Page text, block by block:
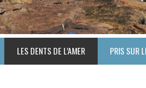
LES DENTS DE L’AMER PRIS SUR